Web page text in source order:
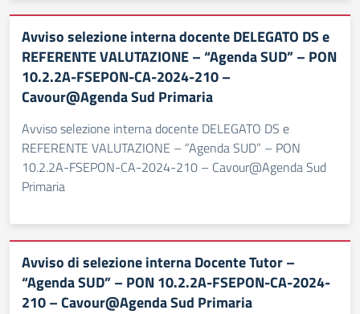
Avviso selezione interna docente DELEGATO DS e
REFERENTE VALUTAZIONE – “Agenda SUD” – PON
10.2.2A-FSEPON-CA-2024-210 –
Cavour@Agenda Sud Primaria
Avviso selezione interna docente DELEGATO DS e
REFERENTE VALUTAZIONE – “Agenda SUD” – PON
10.2.2A-FSEPON-CA-2024-210 – Cavour@Agenda Sud
Primaria
Avviso di selezione interna Docente Tutor –
“Agenda SUD” – PON 10.2.2A-FSEPON-CA-2024-
210 – Cavour@Agenda Sud Primaria